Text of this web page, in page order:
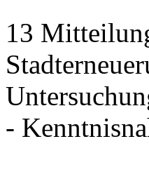
13
-